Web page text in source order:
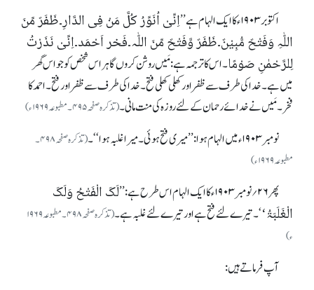
ا کتوبر ۱۹۰۳ ء کا ایک الہام ہے ’’
اِنِّیْ اُنَوِّرُ کُلَّ مَنْ فِی الدَّارِ۔ظَفَرٌ مِّنَ
اللّٰہِ وَفَتْحٌ مُّبِیْنٌ۔ظَفَرٌ وَّفَتْحٌ مِّنَ اللّٰہ۔فَخر اَحْمَد۔اِنِّیْ نَذَرْتُ
لِلرَّحْمٰنِ صَوْمًا۔اس کا ترجمہ ہے :مَیں روشن کروں گا ہر اس شخص کو جو اس گھر
میں ہے۔ خدا کی طرف سے ظفر اور کھلی کھلی فتح۔ خدا کی طرف سے ظفر اور فتح۔احمد کا
فخر۔ مَیں نے خدائے رحمان کے لئے روزہ کی منت مانی۔(تذکرہ صفحہ ۴۹۵۔مطبوعہ ۱۹۶۹ ء)
نومبر ۱۹۰۳ ء میں الہام ہوا: ’’میری فتح ہوئی۔میرا غلبہ ہوا‘‘۔
(تذکرہ صفحہ ۴۹۸۔
مطبوعہ ۱۹۶۹ ء)
پھر ۲۶؍نومبر ۱۹۰۳ ء کا ایک الہام اس طرح ہے :’’
لَکَ الْفَتْحُ وَلَکَ
الْغَلَبَۃُ‘‘۔ تیرے لئے فتح ہے اور تیرے لئے غلبہ ہے۔
(تذکرہ صفحہ ۴۹۸۔مطبوعہ ۱۹۶۹
ء)
آپ فرماتے ہیں :